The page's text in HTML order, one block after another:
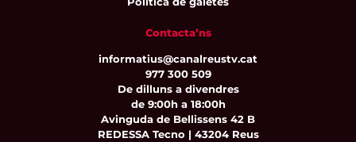
Contacta’ns
informatius@canalreustv.cat
977 300 509
De dilluns a divendres
de 9:00h a 18:00h
Avinguda de Bellissens 42 B
REDESSA Tecno | 43204 Reus